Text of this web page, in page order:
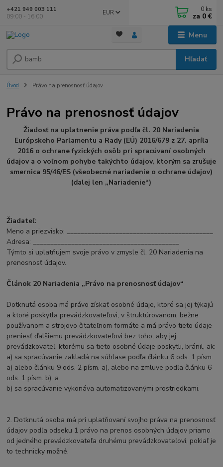
Menu
EUR
Hľadať
+421 949 003 111
09:00 - 16:00
0 ks
za 0 €
Úvod Právo na prenosnosť údajov
Právo na prenosnosť údajov
Žiadosť na uplatnenie práva podľa čl. 20 Nariadenia
Európskeho Parlamentu a Rady (EÚ) 2016/679 z 27. apríla
2016 o ochrane fyzických osôb pri spracúvaní osobných
údajov a o voľnom pohybe takýchto údajov, ktorým sa zrušuje
smernica 95/46/ES (všeobecné nariadenie o ochrane údajov)
(ďalej len „Nariadenie“)
Žiadateľ:
Meno a priezvisko: __________________________________________
Adresa: __________________________________________
Týmto si uplatňujem svoje právo v zmysle čl. 20 Nariadenia na
prenosnosť údajov.
Článok 20 Nariadenia „Právo na prenosnosť údajov“
Dotknutá osoba má právo získať osobné údaje, ktoré sa jej týkajú
a ktoré poskytla prevádzkovateľovi, v štruktúrovanom, bežne
používanom a strojovo čitateľnom formáte a má právo tieto údaje
preniesť ďalšiemu prevádzkovateľovi bez toho, aby jej
prevádzkovateľ, ktorému sa tieto osobné údaje poskytli, bránil, ak:
a) sa spracúvanie zakladá na súhlase podľa článku 6 ods. 1 písm.
a) alebo článku 9 ods. 2 písm. a), alebo na zmluve podľa článku 6
ods. 1 písm. b), a
b) sa spracúvanie vykonáva automatizovanými prostriedkami.
2. Dotknutá osoba má pri uplatňovaní svojho práva na prenosnosť
údajov podľa odseku 1 právo na prenos osobných údajov priamo
od jedného prevádzkovateľa druhému prevádzkovateľovi, pokiaľ je
to technicky možné.